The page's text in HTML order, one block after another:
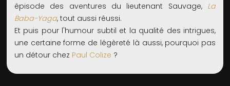
épisode des aventures du lieutenant Sauvage, La
Baba-Yaga, tout aussi réussi.
Et puis pour l'humour subtil et la qualité des intrigues,
une certaine forme de légèreté là aussi, pourquoi pas
un détour chez Paul Colize ?